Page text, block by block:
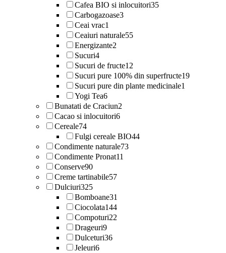
Cafea BIO si inlocuitori35
Carbogazoase3
Ceai vrac1
Ceaiuri naturale55
Energizante2
Sucuri4
Sucuri de fructe12
Sucuri pure 100% din superfructe19
Sucuri pure din plante medicinale1
Yogi Tea6
Bunatati de Craciun2
Cacao si inlocuitori6
Cereale74
Fulgi cereale BIO44
Condimente naturale73
Condimente Pronat11
Conserve90
Creme tartinabile57
Dulciuri325
Bomboane31
Ciocolata144
Compoturi22
Drageuri9
Dulceturi36
Jeleuri6